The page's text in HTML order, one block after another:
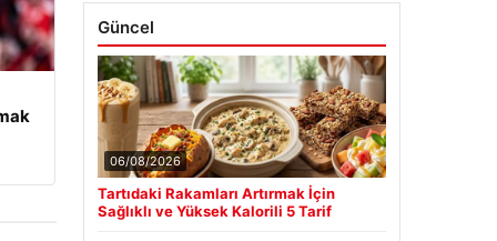
Güncel
06/08/2026
Tartıdaki Rakamları Artırmak İçin
Sağlıklı ve Yüksek Kalorili 5 Tarif